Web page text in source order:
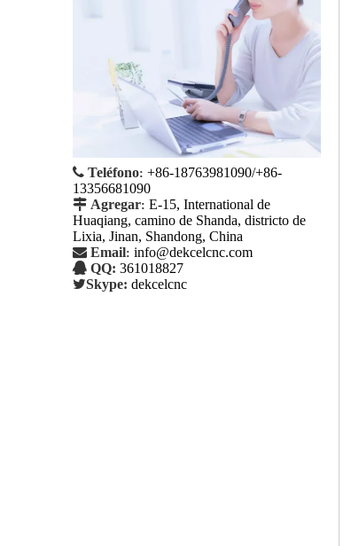
 Teléfono: +86-18763981090/+86-
13356681090
 Agregar: E-15, International de
Huaqiang, camino de Shanda, districto de
Lixia, Jinan, Shandong, China
 Email: info@dekcelcnc.com
 QQ: 361018827
Skype: dekcelcnc